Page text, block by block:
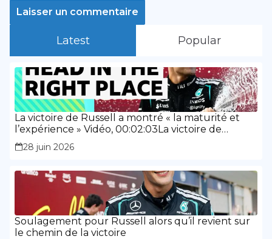
Latest Popular
La victoire de Russell a montré « la maturité et
l’expérience » Vidéo, 00:02:03La victoire de
Russell a montré « la maturité et l’expérience »
28 juin 2026
Soulagement pour Russell alors qu’il revient sur
le chemin de la victoire